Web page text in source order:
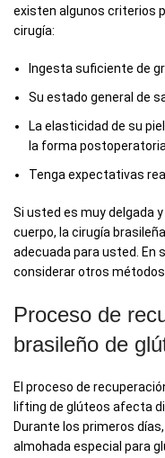
existen algunos criterios
cirugía:
Ingesta suficiente de
Su estado general de
La elasticidad de su
la forma postoperatoria.
Tenga expectativas
Si usted es muy delgada
cuerpo, la cirugía
adecuada para usted. En
considerar otros
Proceso de
brasileño de
El proceso de
lifting de glúteos afecta
Durante los primeros
almohada especial para